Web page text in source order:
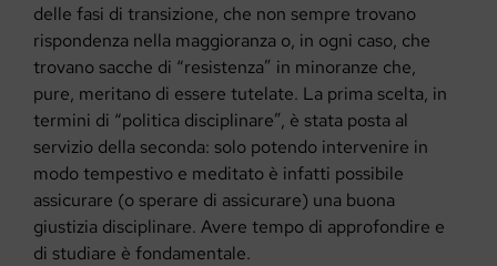
delle fasi di transizione, che non sempre trovano
rispondenza nella maggioranza o, in ogni caso, che
trovano sacche di “resistenza” in minoranze che,
pure, meritano di essere tutelate. La prima scelta, in
termini di “politica disciplinare”, è stata posta al
servizio della seconda: solo potendo intervenire in
modo tempestivo e meditato è infatti possibile
assicurare (o sperare di assicurare) una buona
giustizia disciplinare. Avere tempo di approfondire e
di studiare è fondamentale.